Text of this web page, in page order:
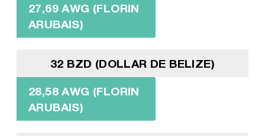
27,69 AWG (FLORIN
ARUBAIS)
32 BZD (DOLLAR DE BELIZE)
28,58 AWG (FLORIN
ARUBAIS)